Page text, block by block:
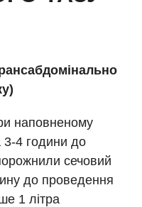
наповненому
3-4 години до
сечовий
до проведення
1 літра